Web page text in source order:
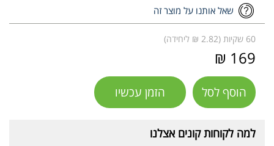
שאל אותנו על מוצר זה
60 שקיות (2.82 ₪ ליחידה)
169 ₪
הוסף לסל הזמן עכשיו
למה לקוחות קונים אצלנו